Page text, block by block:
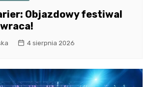
Objazdowy festiwal
4 sierpnia 2026